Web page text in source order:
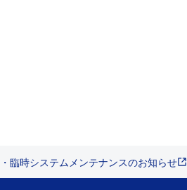
臨時システムメンテナンスのお知らせ